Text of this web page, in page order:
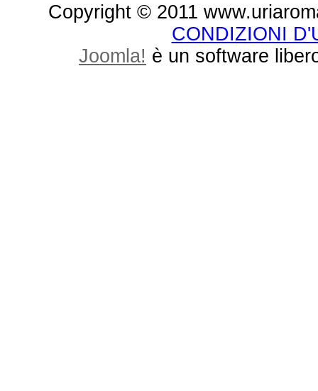
Copyright © 2011
CONDIZIONI
Joomla! è un software